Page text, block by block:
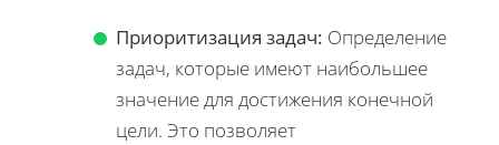
Приоритизация задач: Определение
задач, которые имеют наибольшее
значение для достижения конечной
цели. Это позволяет